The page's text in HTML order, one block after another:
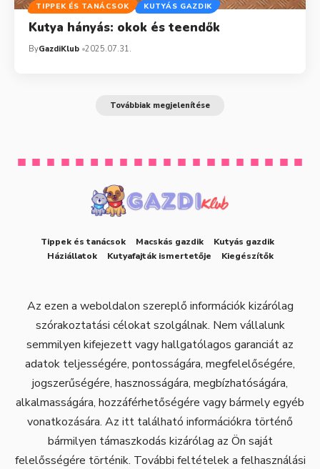
TIPPEK ÉS TANÁCSOK KUTYÁS GAZDIK
Kutya hányás: okok és teendők
ByGazdiKlub 2025.07.31.
Továbbiak megjelenítése
Tippek és tanácsok Macskás gazdik
Kutyás gazdik
Háziállatok
Kutyafajták ismertetője Kiegészítők
Az ezen a weboldalon szereplő információk kizárólag
szórakoztatási célokat szolgálnak. Nem vállalunk
semmilyen kifejezett vagy hallgatólagos garanciát az
adatok teljességére, pontosságára, megfelelőségére,
jogszerűségére, hasznosságára, megbízhatóságára,
alkalmasságára, hozzáférhetőségére vagy bármely egyéb
vonatkozására. Az itt található információkra történő
bármilyen támaszkodás kizárólag az Ön saját
felelősségére történik. További feltételek a felhasználási